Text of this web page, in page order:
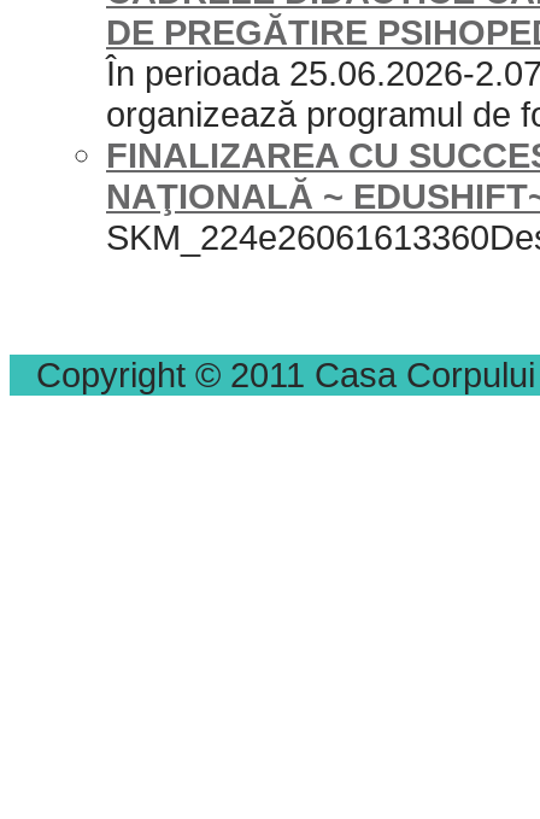
DE PREGĂTIRE
În perioada 25.06.2026-
organizează programul de
FINALIZAREA CU
NAŢIONALĂ ~
Copyright © 2011 Casa